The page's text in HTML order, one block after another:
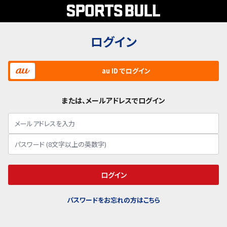
ログイン
au ID でログイン
または、メールアドレスでログイン
ログイン
パスワードをお忘れの方はこちら